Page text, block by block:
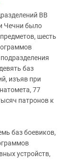
ВВ
Чечни было
шесть
баз
изъяв при
77
патронов к
баз боевиков,
устройств,